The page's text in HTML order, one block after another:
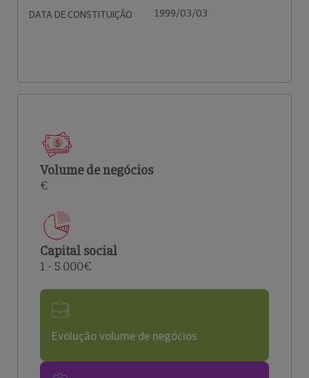
DATA DE CONSTITUIÇÃO 1999/03/03
Volume de negócios
€
Capital social
1 - 5.000€
Evolução volume de negócios